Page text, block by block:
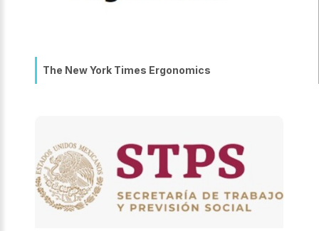
The New York Times Ergonomics